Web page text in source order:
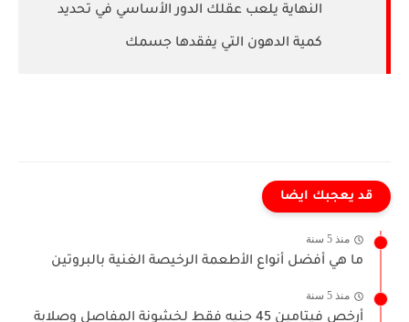
النهاية يلعب عقلك الدور الأساسي في تحديد
كمية الدهون التي يفقدها جسمك
قد يعجبك ايضا
منذ 5 سنة
ما هي أفضل أنواع الأطعمة الرخيصة الغنية بالبروتين
منذ 5 سنة
أرخص فيتامين 45 جنيه فقط لخشونة المفاصل وصلابة